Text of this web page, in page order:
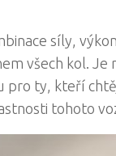
síly,
všech kol. Je
pro ty, kteří
tohoto